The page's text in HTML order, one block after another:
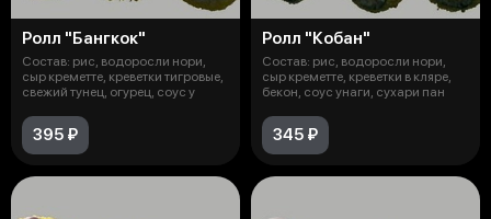
Ролл "Бангкок"
Состав: рис, водоросли нори,
сыр креметте, креветки тигровые,
свежий тунец, огурец, соус у
395 ₽
Ролл "Кобан"
Состав: рис, водоросли нори,
сыр креметте, креветки в кляре,
бекон, соус унаги, сухари пан
345 ₽